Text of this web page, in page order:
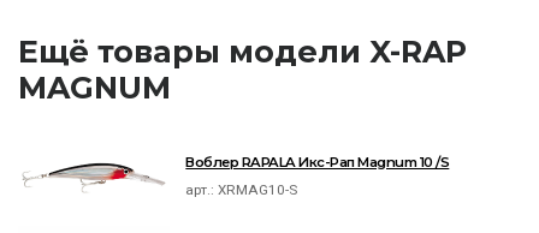
Ещё товары модели X-RAP
MAGNUM
Воблер RAPALA Икс-Рап Magnum 10 /S
арт.:XRMAG10-S